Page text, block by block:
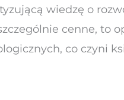
wiedzę o
cenne, to
co czyni